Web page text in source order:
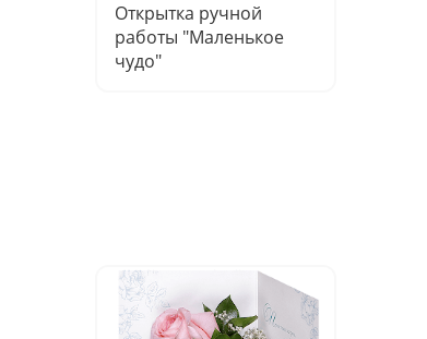
Открытка ручной
работы "Маленькое
чудо"